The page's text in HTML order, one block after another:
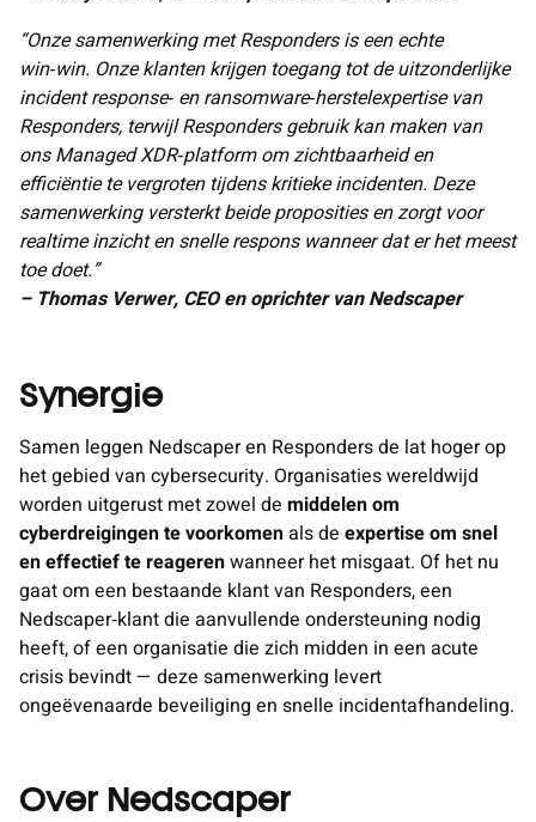
“Onze samenwerking met Responders is een echte
win‑win. Onze klanten krijgen toegang tot de uitzonderlijke
incident response‑ en ransomware‑herstel­expertise van
Responders, terwijl Responders gebruik kan maken van
ons Managed XDR‑platform om zichtbaarheid en
efficiëntie te vergroten tijdens kritieke incidenten. Deze
samenwerking versterkt beide proposities en zorgt voor
realtime inzicht en snelle respons wanneer dat er het meest
toe doet.”
– Thomas Verwer, CEO en oprichter van Nedscaper
Synergie
Samen leggen Nedscaper en Responders de lat hoger op
het gebied van cybersecurity. Organisaties wereldwijd
worden uitgerust met zowel de middelen om
cyberdreigingen te voorkomenals de expertise om snel
en effectief te reagerenwanneer het misgaat. Of het nu
gaat om een bestaande klant van Responders, een
Nedscaper‑klant die aanvullende ondersteuning nodig
heeft, of een organisatie die zich midden in een acute
crisis bevindt — deze samenwerking levert
ongeëvenaarde beveiliging en snelle incidentafhandeling.
Over Nedscaper